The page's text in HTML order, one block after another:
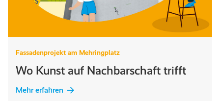
Fassadenprojekt am Mehringplatz
Wo Kunst auf Nachbarschaft trifft
Mehr erfahren